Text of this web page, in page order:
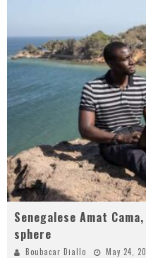
Senegalese Amat
sphere
Boubacar Diallo May 24,